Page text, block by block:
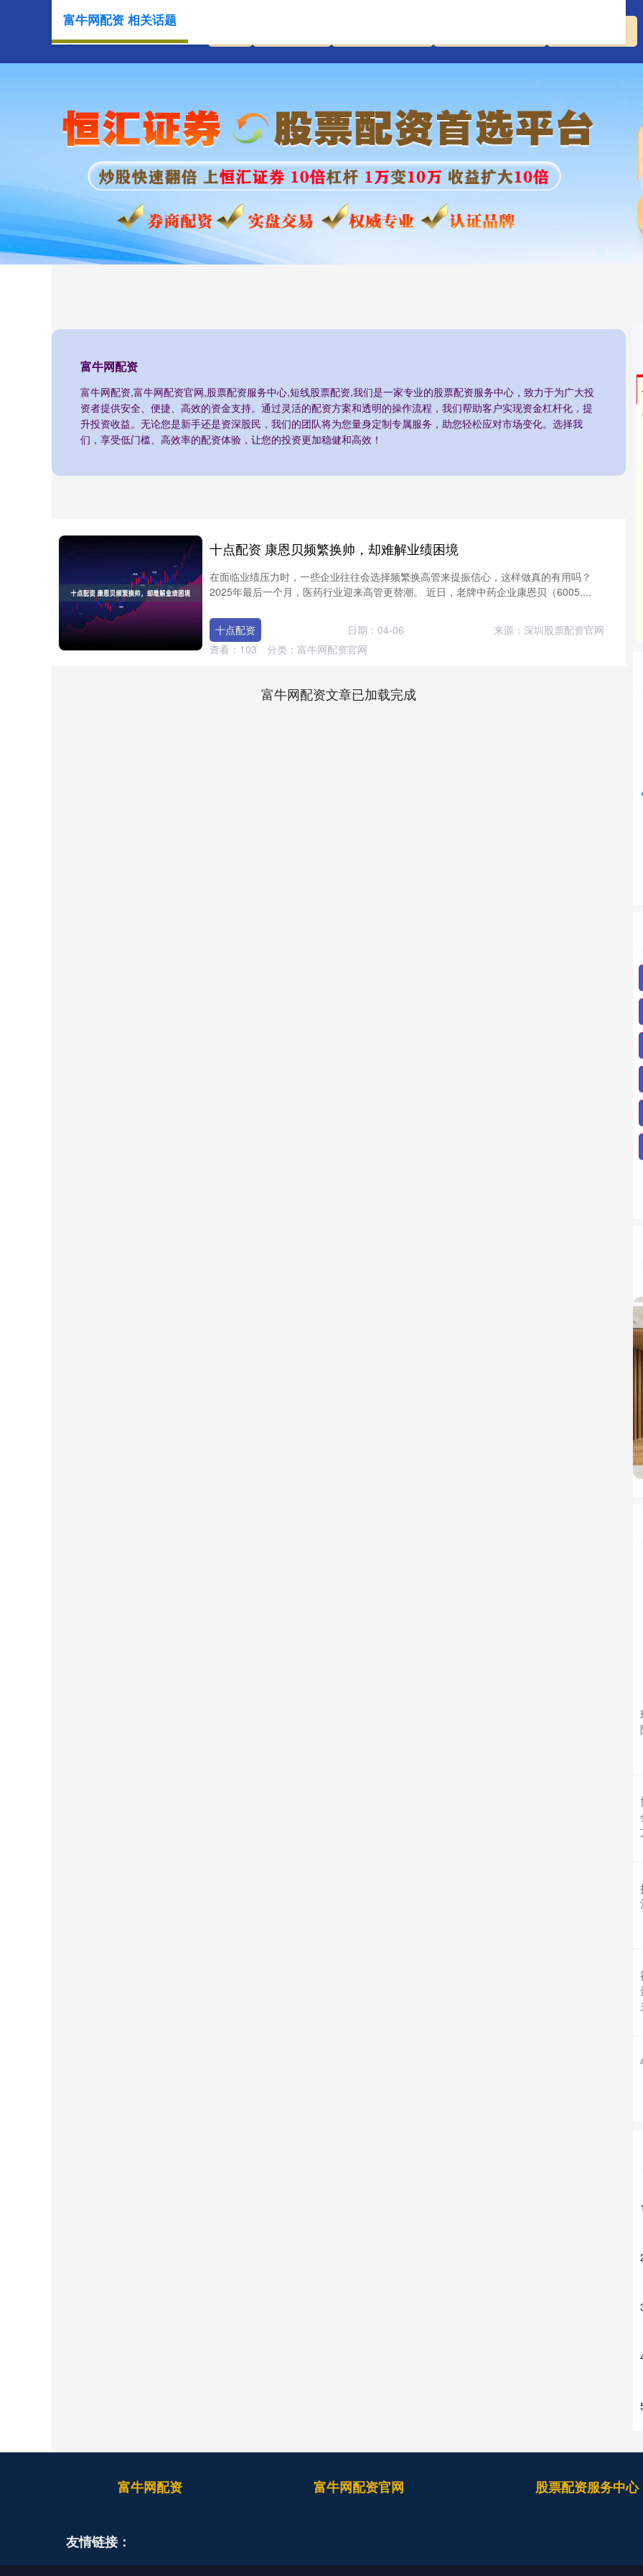
富牛网配资
富牛网配资,富牛网配资官网,股票配资服务中心,短线股票配资,我们是一家专业的股票配资服务中心，致力于为广大投
资者提供安全、便捷、高效的资金支持。通过灵活的配资方案和透明的操作流程，我们帮助客户实现资金杠杆化，提
升投资收益。无论您是新手还是资深股民，我们的团队将为您量身定制专属服务，助您轻松应对市场变化。选择我
们，享受低门槛、高效率的配资体验，让您的投资更加稳健和高效！
富牛网配资 相关话题
十点配资 康恩贝频繁换帅，却难解业绩困境
在面临业绩压力时，一些企业往往会选择频繁换高管来提振信心，这样做真的有用吗？
2025年最后一个月，医药行业迎来高管更替潮。 近日，老牌中药企业康恩贝（6005....
十点配资 日期：04-06
来源：深圳股票配资官网
查看： 103 分类： 富牛网配资官网
富牛网配资文章已加载完成
富牛网配资 富牛网配资官网 股票配资服务中心
友情链接：